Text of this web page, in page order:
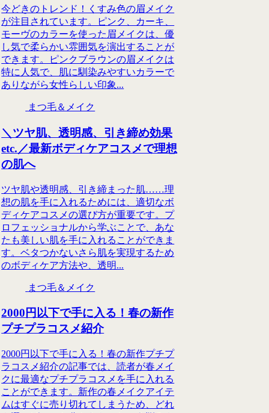
今どきのトレンド！くすみ色の眉メイク
が注目されています。ピンク、カーキ、
モーヴのカラーを使った眉メイクは、優
し気で柔らかい雰囲気を演出することが
できます。ピンクブラウンの眉メイクは
特に人気で、肌に馴染みやすいカラーで
ありながら女性らしい印象...
まつ毛＆メイク
＼ツヤ肌、透明感、引き締め効果
etc.／最新ボディケアコスメで理想
の肌へ
ツヤ肌や透明感、引き締まった肌……理
想の肌を手に入れるためには、適切なボ
ディケアコスメの選び方が重要です。プ
ロフェッショナルから学ぶことで、あな
たも美しい肌を手に入れることができま
す。ベタつかないさら肌を実現するため
のボディケア方法や、透明...
まつ毛＆メイク
2000円以下で手に入る！春の新作
プチプラコスメ紹介
2000円以下で手に入る！春の新作プチプ
ラコスメ紹介の記事では、読者が春メイ
クに最適なプチプラコスメを手に入れる
ことができます。新作の春メイクアイテ
ムはすぐに売り切れてしまうため、どれ